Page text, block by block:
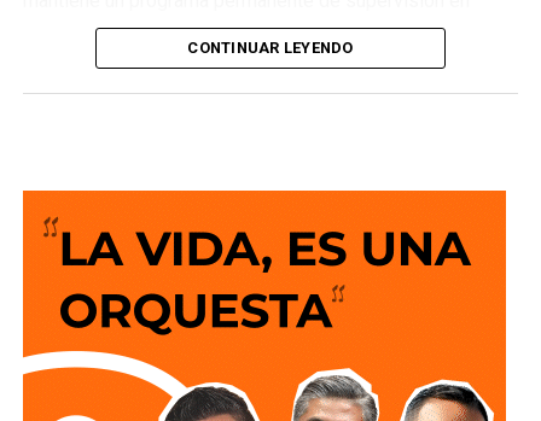
fraccionamientos y centros de población que buscan
incorporarse a las redes de agua potable y drenaje.
CONTINUAR LEYENDO